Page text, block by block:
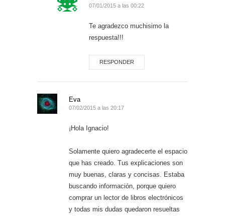
07/01/2015 a las 00:22
Te agradezco muchisimo la
respuesta!!!
RESPONDER
Eva
07/02/2015 a las 20:17
¡Hola Ignacio!
Solamente quiero agradecerte el espacio
que has creado. Tus explicaciones son
muy buenas, claras y concisas. Estaba
buscando información, porque quiero
comprar un lector de libros electrónicos
y todas mis dudas quedaron resueltas